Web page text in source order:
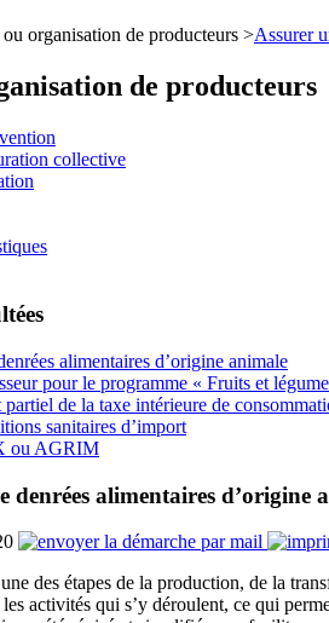
organisation de producteurs >Assurer
de producteurs
collective
alimentaires d’origine animale
pour le programme « Fruits et
partiel de la taxe intérieure de
sanitaires d’import
ou AGRIM
alimentaires d’origine
des étapes de la production, de la
activités qui s’y déroulent, ce qui